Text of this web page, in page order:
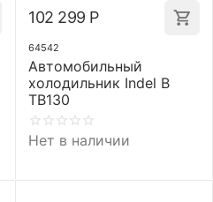
102 299 Р
64542
Автомобильный
холодильник Indel B
TB130
Нет в наличии